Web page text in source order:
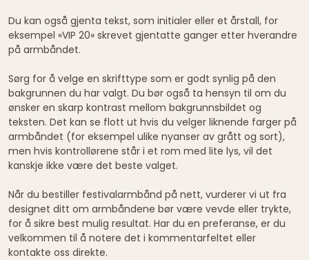
Du kan også gjenta tekst, som initialer eller et årstall, for
eksempel «VIP 20» skrevet gjentatte ganger etter hverandre
på armbåndet.
Sørg for å velge en skrifttype som er godt synlig på den
bakgrunnen du har valgt. Du bør også ta hensyn til om du
ønsker en skarp kontrast mellom bakgrunnsbildet og
teksten. Det kan se flott ut hvis du velger liknende farger på
armbåndet (for eksempel ulike nyanser av grått og sort),
men hvis kontrollørene står i et rom med lite lys, vil det
kanskje ikke være det beste valget.
Når du bestiller festivalarmbånd på nett, vurderer vi ut fra
designet ditt om armbåndene bør være vevde eller trykte,
for å sikre best mulig resultat. Har du en preferanse, er du
velkommen til å notere det i kommentarfeltet eller
kontakte oss direkte.